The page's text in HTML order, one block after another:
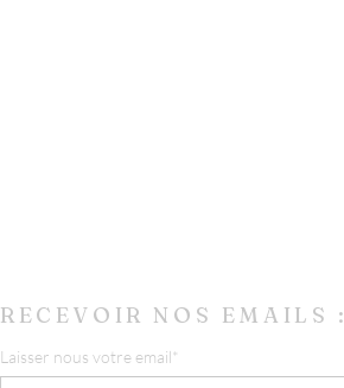
RECEVOIR NOS EMAILS :
Laisser nous votre email*